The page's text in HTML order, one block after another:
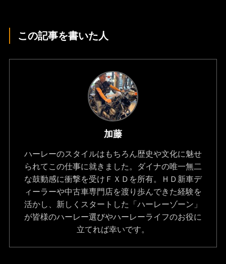
この記事を書いた人
加藤
ハーレーのスタイルはもちろん歴史や文化に魅せ
られてこの仕事に就きました。ダイナの唯一無二
な鼓動感に衝撃を受けＦＸＤを所有。ＨＤ新車デ
ィーラーや中古車専門店を渡り歩んできた経験を
活かし、新しくスタートした「ハーレーゾーン」
が皆様のハーレー選びやハーレーライフのお役に
立てれば幸いです。